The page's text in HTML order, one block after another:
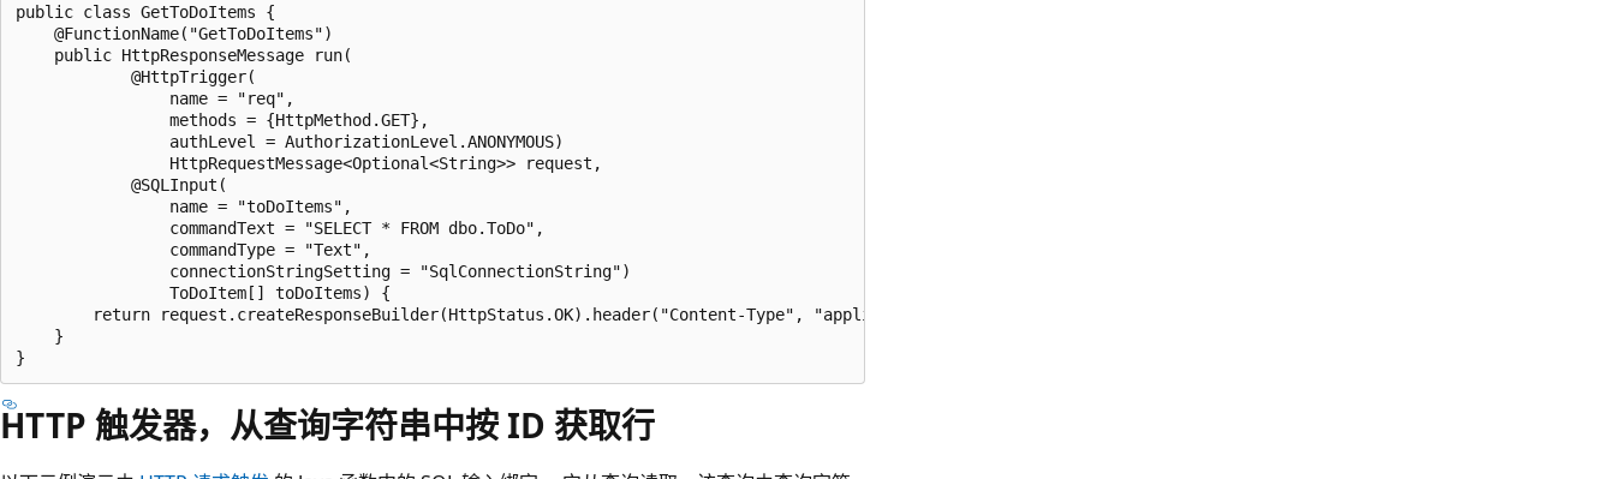
public class GetToDoItems {
    @FunctionName("GetToDoItems")
    public HttpResponseMessage run(
            @HttpTrigger(
                name = "req",
                methods = {HttpMethod.GET},
                authLevel = AuthorizationLevel.ANONYMOUS)
                HttpRequestMessage<Optional<String>> request,
            @SQLInput(
                name = "toDoItems",
                commandText = "SELECT * FROM dbo.ToDo",
                commandType = "Text",
                connectionStringSetting = "SqlConnectionString")
                ToDoItem[] toDoItems) {
        return request.createResponseBuilder(HttpStatus.OK).header("Content-Type", "application/json").body(toDoItems).build();
    }
HTTP 触发器，从查询字符串中按 ID 获取行